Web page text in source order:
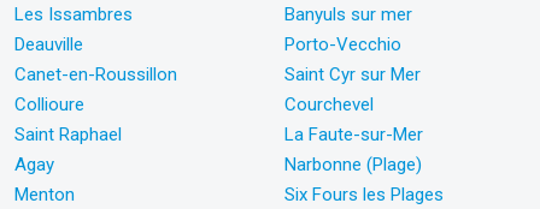
Les Issambres
Banyuls sur mer
Deauville
Porto-Vecchio
Canet-en-Roussillon
Saint Cyr sur Mer
Collioure
Courchevel
Saint Raphael
La Faute-sur-Mer
Agay
Narbonne (Plage)
Menton
Six Fours les Plages